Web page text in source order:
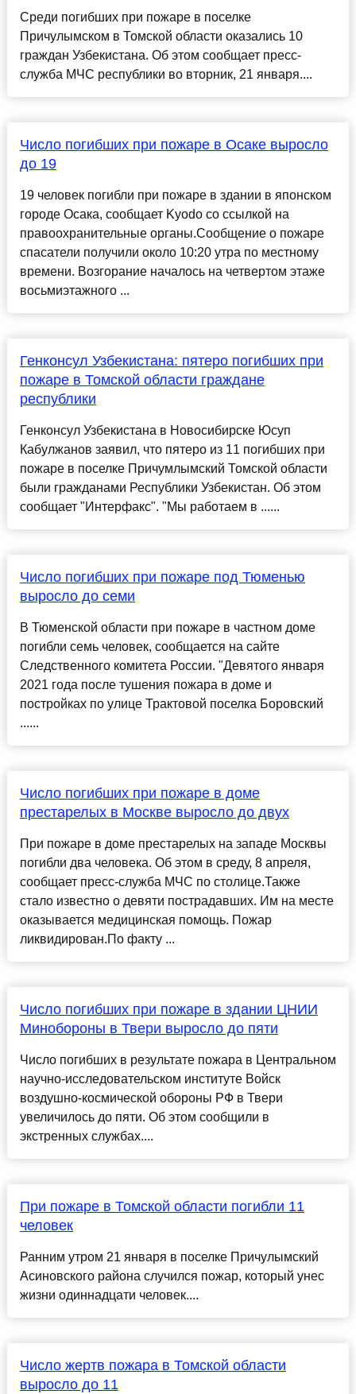
Среди погибших при пожаре в поселке
Причулымском в Томской области оказались 10
граждан Узбекистана. Об этом сообщает пресс-
служба МЧС республики во вторник, 21 января....
Число погибших при пожаре в Осаке выросло
до 19
19 человек погибли при пожаре в здании в японском
городе Осака, сообщает Kyodo со ссылкой на
правоохранительные органы.Сообщение о пожаре
спасатели получили около 10:20 утра по местному
времени. Возгорание началось на четвертом этаже
восьмиэтажного ...
Генконсул Узбекистана: пятеро погибших при
пожаре в Томской области граждане
республики
Генконсул Узбекистана в Новосибирске Юсуп
Кабулжанов заявил, что пятеро из 11 погибших при
пожаре в поселке Причумлымский Томской области
были гражданами Республики Узбекистан. Об этом
сообщает "Интерфакс". "Мы работаем в ......
Число погибших при пожаре под Тюменью
выросло до семи
В Тюменской области при пожаре в частном доме
погибли семь человек, сообщается на сайте
Следственного комитета России. "Девятого января
2021 года после тушения пожара в доме и
постройках по улице Трактовой поселка Боровский
......
Число погибших при пожаре в доме
престарелых в Москве выросло до двух
При пожаре в доме престарелых на западе Москвы
погибли два человека. Об этом в среду, 8 апреля,
сообщает пресс-служба МЧС по столице.Также
стало известно о девяти пострадавших. Им на месте
оказывается медицинская помощь. Пожар
ликвидирован.По факту ...
Число погибших при пожаре в здании ЦНИИ
Минобороны в Твери выросло до пяти
Число погибших в результате пожара в Центральном
научно-исследовательском институте Войск
воздушно-космической обороны РФ в Твери
увеличилось до пяти. Об этом сообщили в
экстренных службах....
При пожаре в Томской области погибли 11
человек
Ранним утром 21 января в поселке Причулымский
Асиновского района случился пожар, который унес
жизни одиннадцати человек....
Число жертв пожара в Томской области
выросло до 11